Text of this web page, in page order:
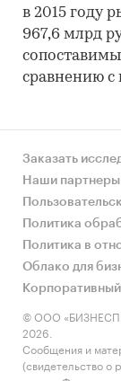
в 2015 году
967,6 млрд
сравнению
Заказать
Наши партнеры
Политика
Политика в
Облако для
© ООО
2026.
Сообщения и
(свидетельство о